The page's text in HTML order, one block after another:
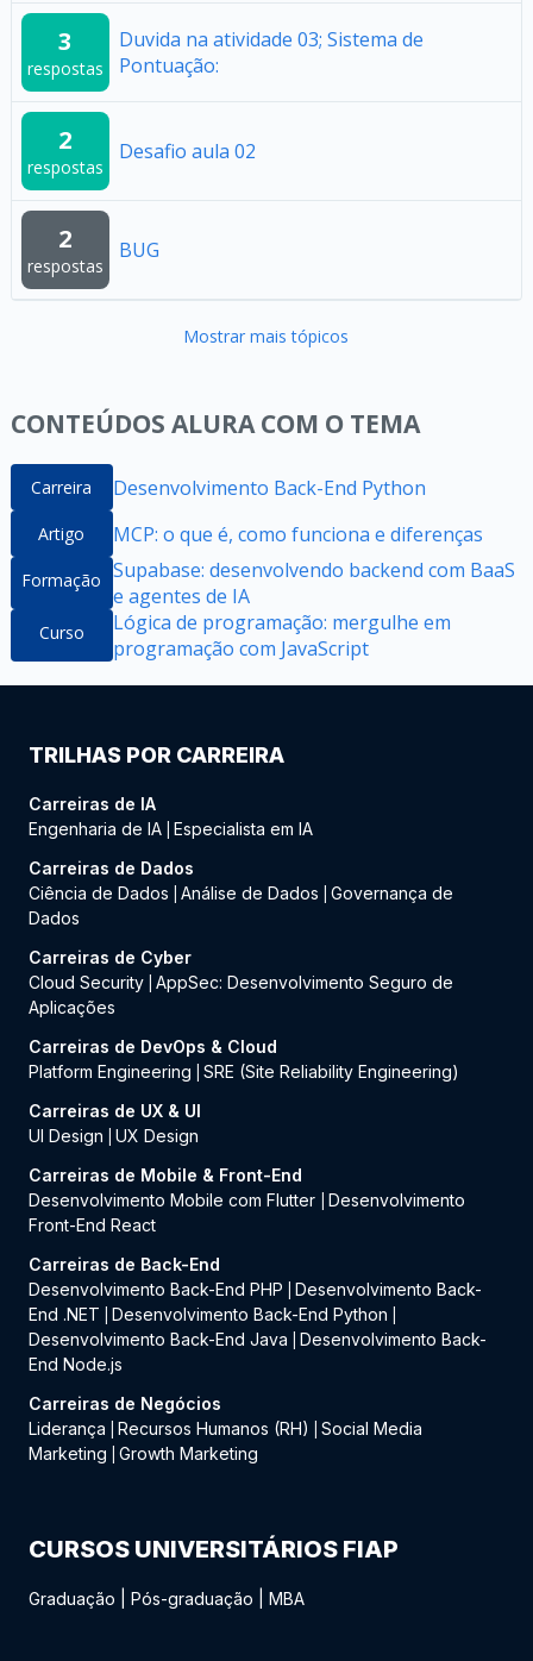
3
respostas
Duvida na atividade 03; Sistema de
Pontuação:
2
respostas
Desafio aula 02
2
respostas
BUG
Mostrar mais tópicos
CONTEÚDOS ALURA COM O TEMA
Carreira Desenvolvimento Back-End Python
Artigo MCP: o que é, como funciona e diferenças
Formação Supabase: desenvolvendo backend com BaaS
e agentes de IA
Curso
Lógica de programação: mergulhe em
programação com JavaScript
TRILHAS POR CARREIRA
Carreiras de IA
Engenharia de IA Especialista em IA
Carreiras de Dados
Ciência de Dados
Análise de Dados
Governança de
Dados
Carreiras de Cyber
Cloud Security AppSec: Desenvolvimento Seguro de
Aplicações
Carreiras de DevOps & Cloud
Platform Engineering
SRE (Site Reliability Engineering)
Carreiras de UX & UI
UI Design
UX Design
Carreiras de Mobile & Front-End
Desenvolvimento Mobile com Flutter
Desenvolvimento
Front-End React
Carreiras de Back-End
Desenvolvimento Back-End PHP
Desenvolvimento Back-
End .NET
Desenvolvimento Back-End Python
Desenvolvimento Back-End Java
Desenvolvimento Back-
End Node.js
Carreiras de Negócios
Liderança
Recursos Humanos (RH)
Social Media
Marketing
Growth Marketing
CURSOS UNIVERSITÁRIOS FIAP
Graduação Pós-graduação MBA